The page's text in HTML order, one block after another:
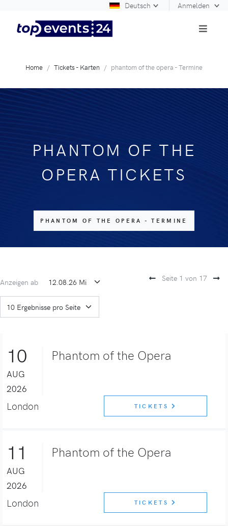
Deutsch Anmelden
Home Tickets - Karten phantom of the opera - Termine
PHANTOM OF THE
OPERA TICKETS
PHANTOM OF THE OPERA - TERMINE
Anzeigen ab Seite 1 von 17
10
AUG
2026
Phantom of the Opera
London TICKETS
11
AUG
2026
Phantom of the Opera
London TICKETS